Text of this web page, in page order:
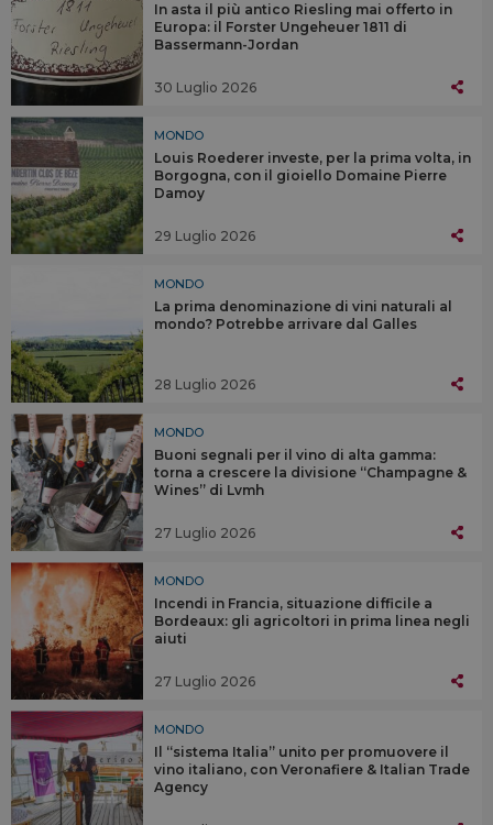
In asta il più antico Riesling mai offerto in
Europa: il Forster Ungeheuer 1811 di
Bassermann-Jordan
30 Luglio 2026
MONDO
Louis Roederer investe, per la prima volta, in
Borgogna, con il gioiello Domaine Pierre
Damoy
29 Luglio 2026
MONDO
La prima denominazione di vini naturali al
mondo? Potrebbe arrivare dal Galles
28 Luglio 2026
MONDO
Buoni segnali per il vino di alta gamma:
torna a crescere la divisione “Champagne &
Wines” di Lvmh
27 Luglio 2026
MONDO
Incendi in Francia, situazione difficile a
Bordeaux: gli agricoltori in prima linea negli
aiuti
27 Luglio 2026
MONDO
Il “sistema Italia” unito per promuovere il
vino italiano, con Veronafiere & Italian Trade
Agency